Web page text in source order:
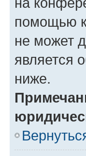
помощью к
не может
является
ниже.